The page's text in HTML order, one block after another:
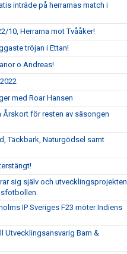
inträde på herrarnas match i
10, Herrarna mot Tvååker!
tröjan i Ettan!
o Andreas!
med Roar Hansen
Årskort för resten av säsongen
Täckbark, Naturgödsel samt
sig själv och utvecklingsprojekten
IP Sveriges F23 möter Indiens
Utvecklingsansvarig Barn &